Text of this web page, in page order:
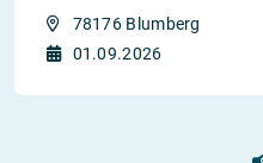
78176 Blumberg
01.09.2026